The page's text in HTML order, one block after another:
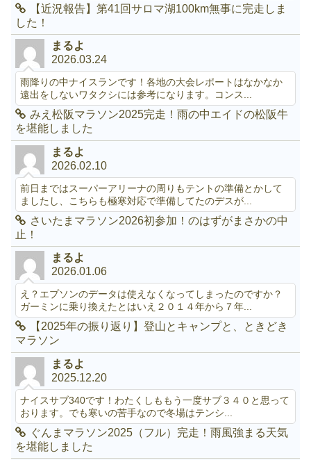
【近況報告】第41回サロマ湖100km無事に完走しま
した！
まるよ
2026.03.24
雨降りの中ナイスランです！各地の大会レポートはなかなか
遠出をしないワタクシには参考になります。コンス...
みえ松阪マラソン2025完走！雨の中エイドの松阪牛
を堪能しました
まるよ
2026.02.10
前日まではスーパーアリーナの周りもテントの準備とかして
ましたし、こちらも極寒対応で準備してたのデスが...
さいたまマラソン2026初参加！のはずがまさかの中
止！
まるよ
2026.01.06
え？エプソンのデータは使えなくなってしまったのですか？
ガーミンに乗り換えたとはいえ２０１４年から７年...
【2025年の振り返り】登山とキャンプと、ときどき
マラソン
まるよ
2025.12.20
ナイスサブ340です！わたくしももう一度サブ３４０と思って
おります。でも寒いの苦手なので冬場はテンシ...
ぐんまマラソン2025（フル）完走！雨風強まる天気
を堪能しました